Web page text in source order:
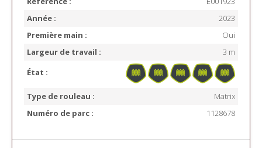
Année :
2023
Première main :
Oui
Largeur de travail :
3 m
État :
Type de rouleau :
Matrix
Numéro de parc :
1128678